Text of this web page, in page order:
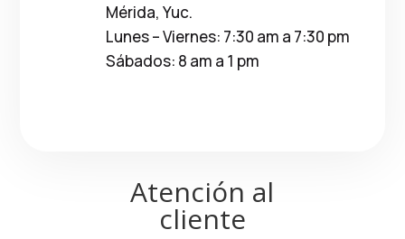
Mérida, Yuc.
Lunes – Viernes: 7:30 am a 7:30 pm
Sábados: 8 am a 1 pm
Atención al
cliente